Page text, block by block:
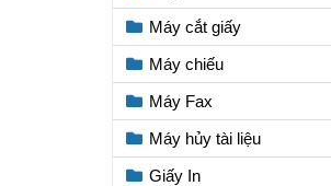
Máy cắt giấy
Máy chiếu
Máy Fax
Máy hủy tài liệu
Giấy In